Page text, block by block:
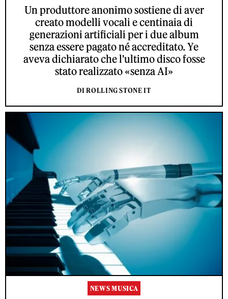
Un produttore anonimo sostiene di aver
creato modelli vocali e centinaia di
generazioni artificiali per i due album
senza essere pagato né accreditato. Ye
aveva dichiarato che l'ultimo disco fosse
stato realizzato «senza AI»
DI ROLLING STONE IT
NEWS MUSICA